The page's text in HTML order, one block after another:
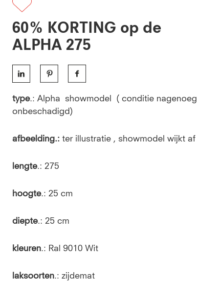
60% KORTING op de
ALPHA 275
type.: Alpha showmodel ( conditie nagenoeg
onbeschadigd)
afbeelding.: ter illustratie , showmodel wijkt af
lengte.: 275
hoogte.: 25 cm
diepte.: 25 cm
kleuren.: Ral 9010 Wit
laksoorten.: zijdemat